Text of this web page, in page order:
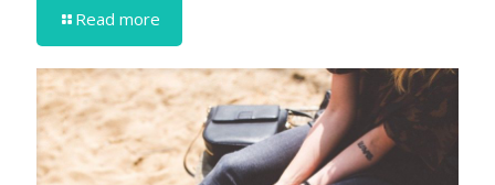
Read more